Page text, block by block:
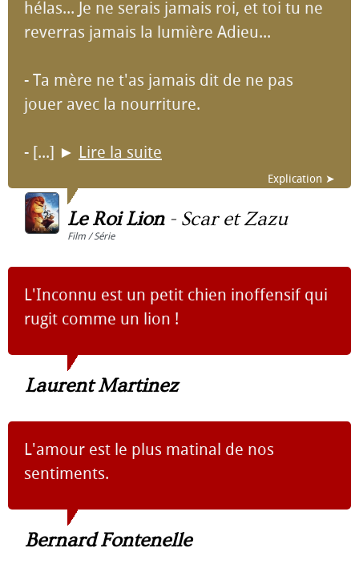
hélas... Je ne serais jamais roi, et toi tu ne
reverras jamais la lumière Adieu...
- Ta mère ne t'as jamais dit de ne pas
jouer avec la nourriture.
- [...] ► Lire la suite
Explication ➤
Le Roi Lion- Scar et Zazu
Film / Série
L'Inconnu est un petit chien inoffensif qui
rugit comme un lion !
Laurent Martinez
L'amour est le plus matinal de nos
sentiments.
Bernard Fontenelle